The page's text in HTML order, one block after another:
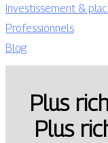
Investissement &
Professionnels
Blog
Plus
Plus